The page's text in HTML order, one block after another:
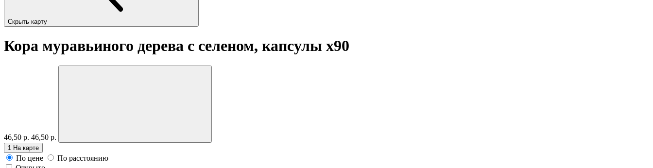
Скрыть карту
Кора муравьиного дерева с селеном, капсулы x90
46,50 р. 46,50 р.
1 На карте
По цене
По расстоянию